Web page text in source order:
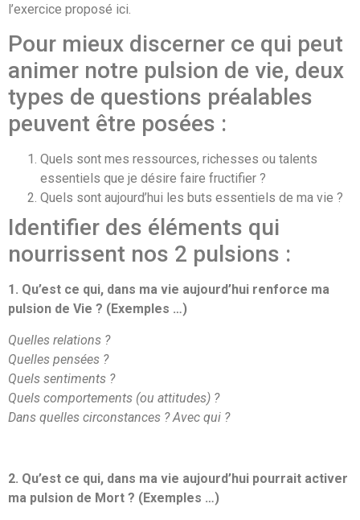
l’exercice proposé ici.
Pour mieux discerner ce qui peut
animer notre pulsion de vie, deux
types de questions préalables
peuvent être posées :
Quels sont mes ressources, richesses ou talents
essentiels que je désire faire fructifier ?
Quels sont aujourd’hui les buts essentiels de ma vie ?
Identifier des éléments qui
nourrissent nos 2 pulsions :
1. Qu’est ce qui, dans ma vie aujourd’hui renforce ma
pulsion de Vie ? (Exemples …)
Quelles relations ?
Quelles pensées ?
Quels sentiments ?
Quels comportements (ou attitudes) ?
Dans quelles circonstances ? Avec qui ?
2. Qu’est ce qui, dans ma vie aujourd’hui pourrait activer
ma pulsion de Mort ? (Exemples …)